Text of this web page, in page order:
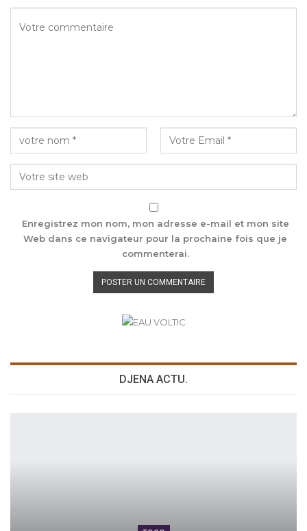
Enregistrez mon nom, mon adresse e-mail et mon site
Web dans ce navigateur pour la prochaine fois que je
commenterai.
DJENA ACTU.